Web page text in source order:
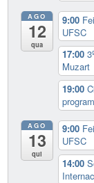
AGO
12
qua
9:00
UFSC
17:00
Muzart
19:00
AGO
13
qui
9:00
UFSC
14:00